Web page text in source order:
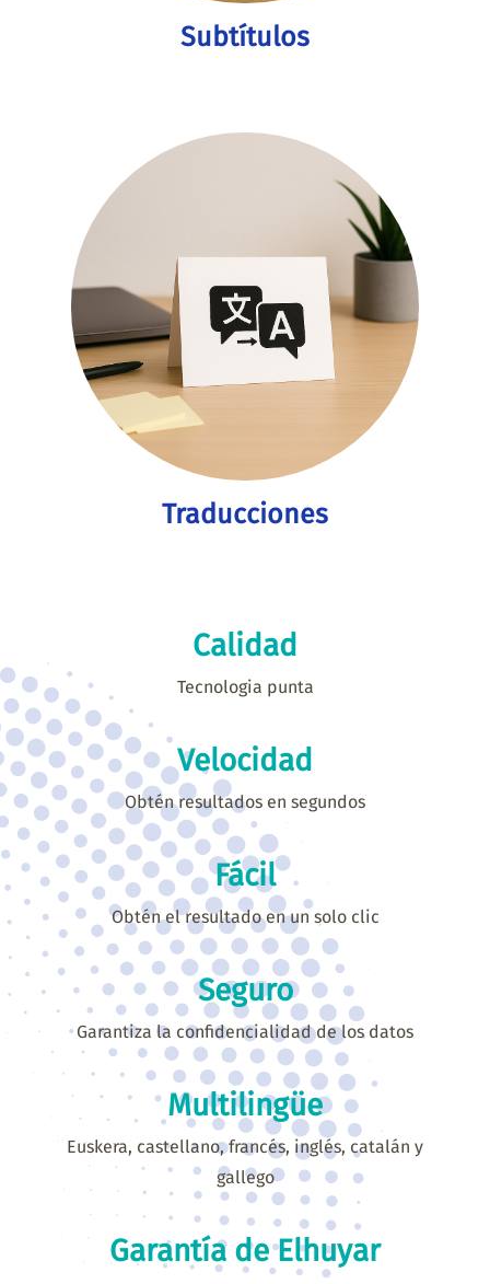
Subtítulos
Traducciones
Calidad
Tecnologia punta
Velocidad
Obtén resultados en segundos
Fácil
Obtén el resultado en un solo clic
Seguro
Garantiza la confidencialidad de los datos
Multilingüe
Euskera, castellano, francés, inglés, catalán y
gallego
Garantía de Elhuyar